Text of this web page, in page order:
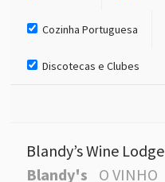
Cozinha Portuguesa
Discotecas e Clubes
Blandy’s Wine Lodge
Blandy's
O VINHO